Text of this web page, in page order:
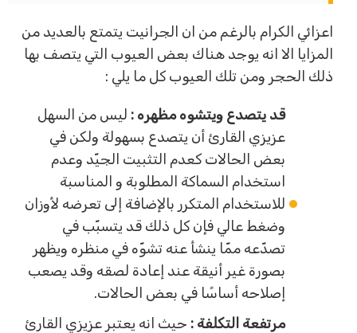
اعزائي الكرام بالرغم من ان الجرانيت يتمتع بالعديد من
المزايا الا انه يوجد هناك بعض العيوب التي يتصف بها
ذلك الحجر ومن تلك العيوب كل ما يلي :
قد يتصدع ويتشوه مظهره :ليس من السهل
عزيزي القارئ أن يتصدع بسهولة ولكن في
بعض الحالات كعدم التثبيت الجيّد وعدم
استخدام السماكة المطلوبة و المناسبة
للاستخدام المتكرر بالإضافة إلى تعرضه لأوزان
وضغط عالي فإن كل ذلك قد يتسبّب في
تصدّعه ممّا ينشأ عنه تشوّه في منظره ويظهر
بصورة غير أنيقة عند إعادة لصقه وقد يصعب
إصلاحه أساسًا في بعض الحالات.
مرتفعة التكلفة :حيث انه يعتبر عزيزي القارئ